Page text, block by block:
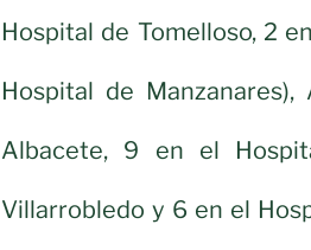
Hospital de Tomelloso, 2
Hospital de
Albacete, 9 en el
Villarrobledo y 6 en el